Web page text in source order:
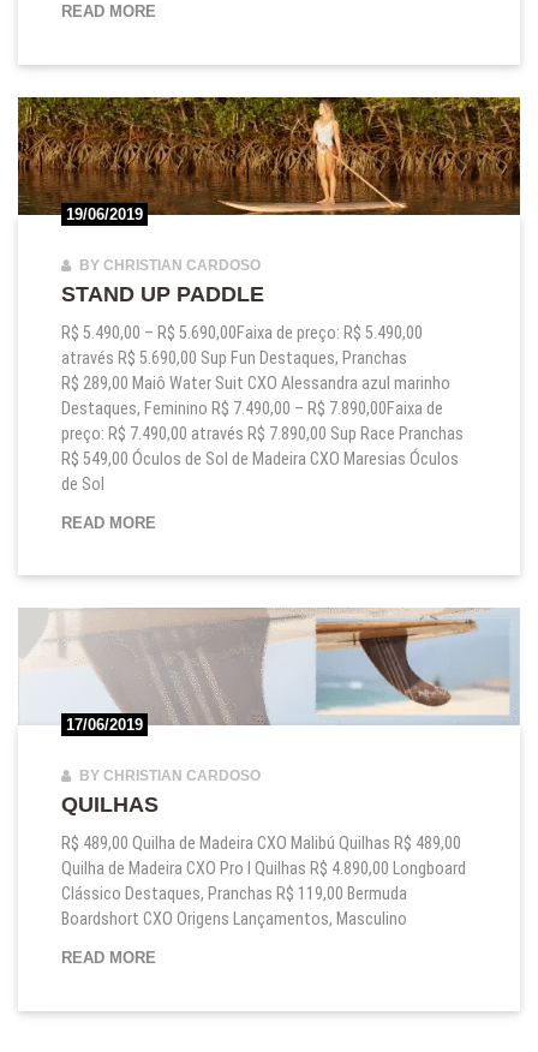
READ MORELONGBOARDS
19/06/2019
BY CHRISTIAN CARDOSO
STAND UP PADDLE
R$ 5.490,00 – R$ 5.690,00Faixa de preço: R$ 5.490,00
através R$ 5.690,00 Sup Fun Destaques, Pranchas
R$ 289,00 Maiô Water Suit CXO Alessandra azul marinho
Destaques, Feminino R$ 7.490,00 – R$ 7.890,00Faixa de
preço: R$ 7.490,00 através R$ 7.890,00 Sup Race Pranchas
R$ 549,00 Óculos de Sol de Madeira CXO Maresias Óculos
de Sol
READ MORESTAND UP PADDLE
17/06/2019
BY CHRISTIAN CARDOSO
QUILHAS
R$ 489,00 Quilha de Madeira CXO Malibú Quilhas R$ 489,00
Quilha de Madeira CXO Pro I Quilhas R$ 4.890,00 Longboard
Clássico Destaques, Pranchas R$ 119,00 Bermuda
Boardshort CXO Origens Lançamentos, Masculino
READ MOREQUILHAS